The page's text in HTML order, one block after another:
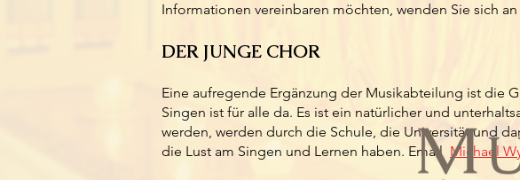
Informationen vereinbaren möchten, wenden Sie sich
DER JUNGE CHOR
Eine aufregende Ergänzung der Musikabteilung ist die
Singen ist für alle da. Es ist ein natürlicher und
werden, werden durch die Schule, die Universität und
die Lust am Singen und Lernen haben. Email Michael